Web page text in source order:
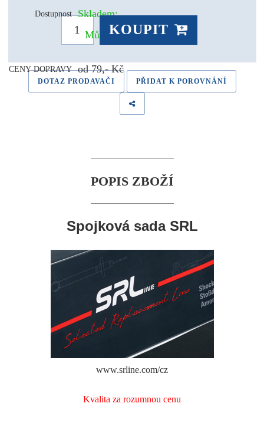
Dostupnost
Skladem:
Může být u Vás už pozítří
CENY DOPRAVY od 79,- Kč
KOUPIT
DOTAZ PRODAVAČI PŘIDAT K POROVNÁNÍ
POPIS ZBOŽÍ
Spojková sada SRL
www.srline.com/cz
Kvalita za rozumnou cenu